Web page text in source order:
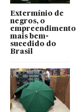
Extermínio de
negros, o
empreendimento
mais bem-
sucedido do
Brasil